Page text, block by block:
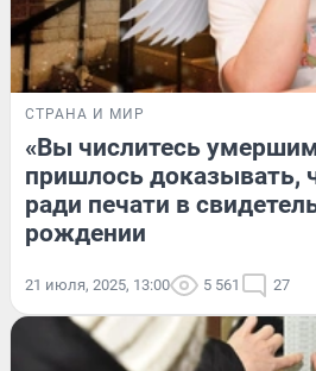
СТРАНА И МИР
«Вы числитесь
пришлось доказывать,
ради печати в
рождении
21 июля, 2025, 13:00 5 561 27